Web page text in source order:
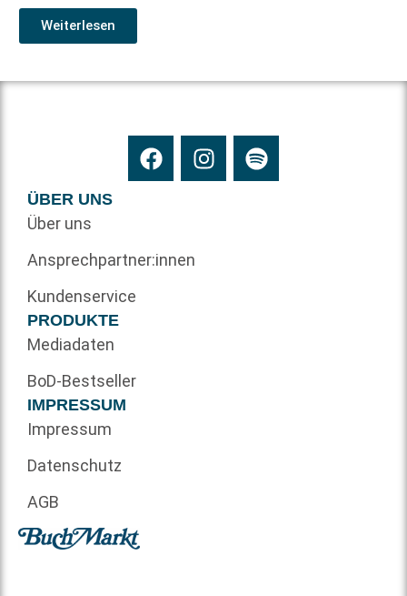
Weiterlesen
ÜBER UNS
Über uns
Ansprechpartner:innen
Kundenservice
PRODUKTE
Mediadaten
BoD-Bestseller
IMPRESSUM
Impressum
Datenschutz
AGB